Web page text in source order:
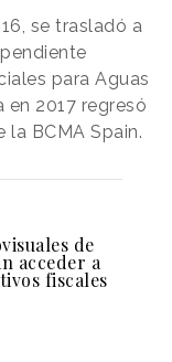
se trasladó a
para Aguas
en 2017 regresó
la BCMA Spain.
de
acceder a
fiscales